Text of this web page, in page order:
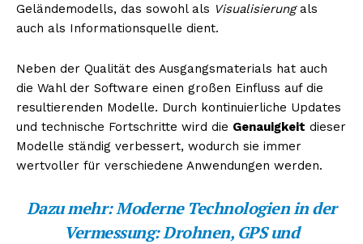
Geländemodells, das sowohl als Visualisierungals
auch als Informationsquelle dient.
Neben der Qualität des Ausgangsmaterials hat auch
die Wahl der Software einen großen Einfluss auf die
resultierenden Modelle. Durch kontinuierliche Updates
und technische Fortschritte wird die Genauigkeit dieser
Modelle ständig verbessert, wodurch sie immer
wertvoller für verschiedene Anwendungen werden.
Dazu mehr:Moderne Technologien in der
Vermessung: Drohnen, GPS und